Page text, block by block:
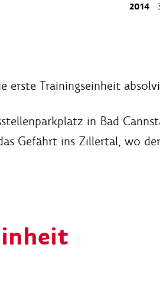
2014
erste Trainingseinheit
in Bad
Gefährt ins Zillertal, wo